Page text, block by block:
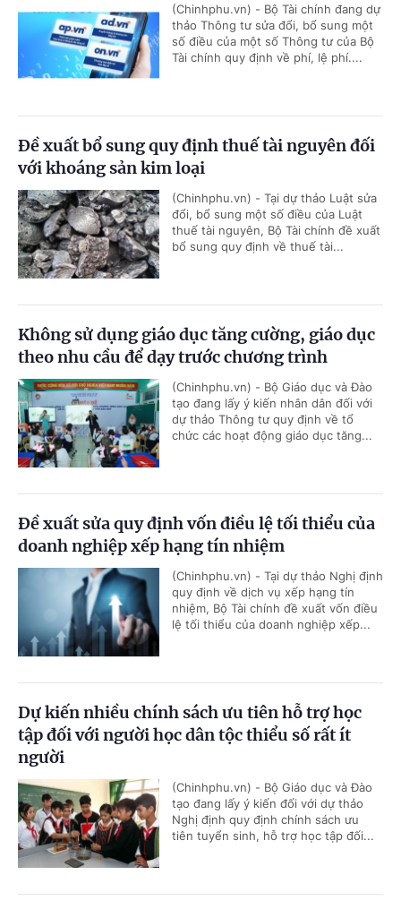
(Chinhphu.vn) - Bộ Tài chính đang dự
thảo Thông tư sửa đổi, bổ sung một
số điều của một số Thông tư của Bộ
Tài chính quy định về phí, lệ phí....
Đề xuất bổ sung quy định thuế tài nguyên đối
với khoáng sản kim loại
(Chinhphu.vn) - Tại dự thảo Luật sửa
đổi, bổ sung một số điều của Luật
thuế tài nguyên, Bộ Tài chính đề xuất
bổ sung quy định về thuế tài...
Không sử dụng giáo dục tăng cường, giáo dục
theo nhu cầu để dạy trước chương trình
(Chinhphu.vn) - Bộ Giáo dục và Đào
tạo đang lấy ý kiến nhân dân đối với
dự thảo Thông tư quy định về tổ
chức các hoạt động giáo dục tăng...
Đề xuất sửa quy định vốn điều lệ tối thiểu của
doanh nghiệp xếp hạng tín nhiệm
(Chinhphu.vn) - Tại dự thảo Nghị định
quy định về dịch vụ xếp hạng tín
nhiệm, Bộ Tài chính đề xuất vốn điều
lệ tối thiểu của doanh nghiệp xếp...
Dự kiến nhiều chính sách ưu tiên hỗ trợ học
tập đối với người học dân tộc thiểu số rất ít
người
(Chinhphu.vn) - Bộ Giáo dục và Đào
tạo đang lấy ý kiến đối với dự thảo
Nghị định quy định chính sách ưu
tiên tuyển sinh, hỗ trợ học tập đối...